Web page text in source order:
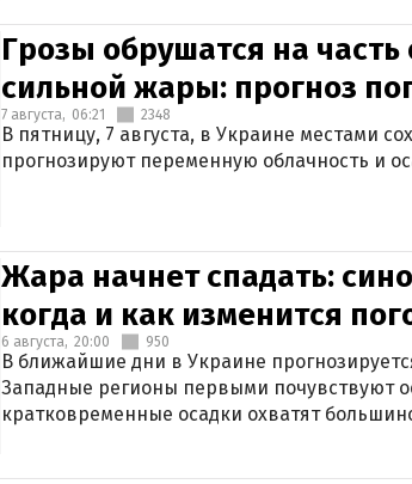
Грозы обрушатся на
сильной жары: прогноз
7 августа, 06:21 2348
В пятницу, 7 августа, в Украине местами
прогнозируют переменную облачность и
Жара начнет спадать:
когда и как изменится
6 августа, 20:00 950
В ближайшие дни в Украине
Западные регионы первыми почувствуют
кратковременные осадки охватят